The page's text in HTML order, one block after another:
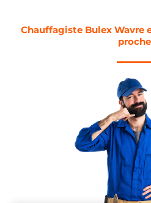
Chauffagiste Bulex Wavre